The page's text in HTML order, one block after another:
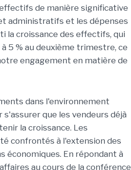
de manière significative
administratifs et les dépenses
la croissance des effectifs, qui
5 % au deuxième trimestre, ce
engagement en matière de
dans l'environnement
que les vendeurs déjà
la croissance. Les
confrontés à l'extension des
économiques. En répondant à
au cours de la conférence